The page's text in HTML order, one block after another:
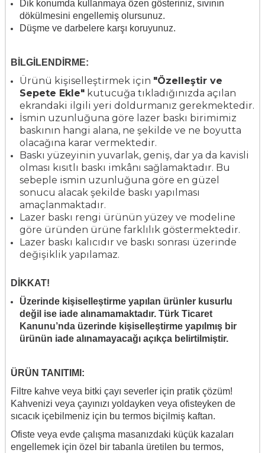
Dik konumda kullanmaya özen gösteriniz, sıvının
dökülmesini engellemiş olursunuz.
Düşme ve darbelere karşı koruyunuz.
BİLGİLENDİRME:
Ürünü kişiselleştirmek için "Özelleştir ve
Sepete Ekle" kutucuğa tıkladığınızda açılan
ekrandaki ilgili yeri doldurmanız gerekmektedir.
İsmin uzunluğuna göre lazer baskı birimimiz
baskının hangi alana, ne şekilde ve ne boyutta
olacağına karar vermektedir.
Baskı yüzeyinin yuvarlak, geniş, dar ya da kavisli
olması kısıtlı baskı imkânı sağlamaktadır. Bu
sebeple ismin uzunluğuna göre en güzel
sonucu alacak şekilde baskı yapılması
amaçlanmaktadır.
Lazer baskı rengi ürünün yüzey ve modeline
göre üründen ürüne farklılık göstermektedir.
Lazer baskı kalıcıdır ve baskı sonrası üzerinde
değişiklik yapılamaz.
DİKKAT!
Üzerinde kişiselleştirme yapılan ürünler kusurlu
değil ise iade alınamamaktadır. Türk Ticaret
Kanunu’nda üzerinde kişiselleştirme yapılmış bir
ürünün iade alınamayacağı açıkça belirtilmiştir.
ÜRÜN TANITIMI:
Filtre kahve veya bitki çayı severler için pratik çözüm!
Kahvenizi veya çayınızı yoldayken veya ofisteyken de
sıcacık içebilmeniz için bu termos biçilmiş kaftan.
Ofiste veya evde çalışma masanızdaki küçük kazaları
engellemek için özel bir tabanla üretilen bu termos,